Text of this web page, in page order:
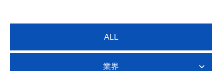
ALL
業界